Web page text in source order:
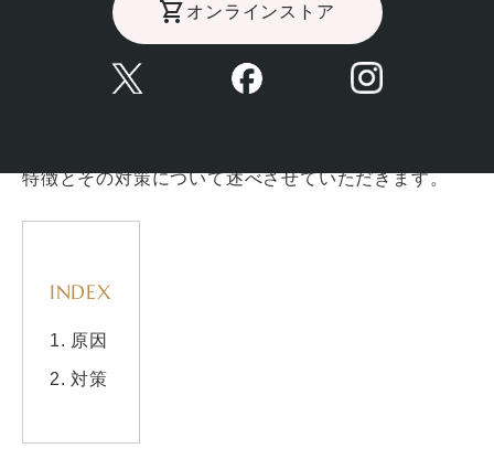
オンラインストア
皮脂の分泌が過剰になるとニキビや脂漏性湿疹などの
皮膚疾患を引き起こすだけでなく、化粧ノリが悪くな
ったり化粧のもちも悪くなります。
特徴とその対策について述べさせていただきます。
INDEX
原因
対策